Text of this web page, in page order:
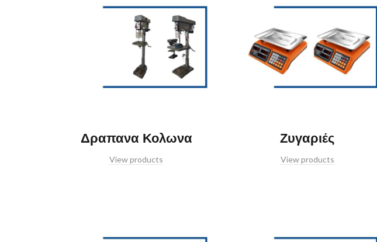
Δραπανα Κολωνα
View products
Ζυγαριές
View products